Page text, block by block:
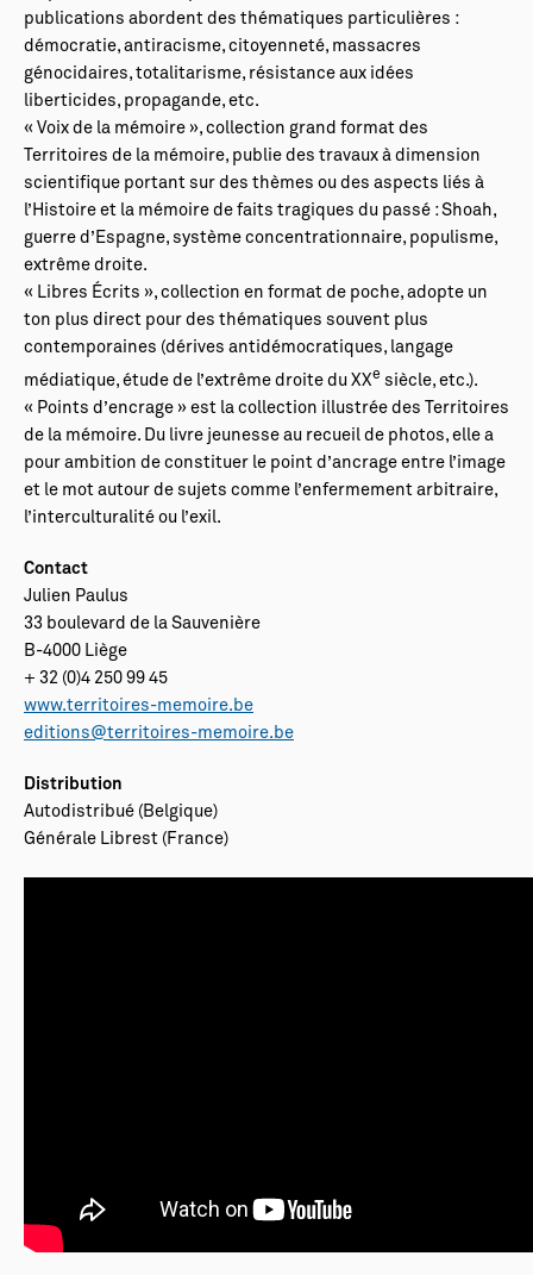
publications abordent des thématiques particulières :
démocratie, antiracisme, citoyenneté, massacres
génocidaires, totalitarisme, résistance aux idées
liberticides, propagande, etc.
« Voix de la mémoire », collection grand format des
Territoires de la mémoire, publie des travaux à dimension
scientifique portant sur des thèmes ou des aspects liés à
l’Histoire et la mémoire de faits tragiques du passé : Shoah,
guerre d’Espagne, système concentrationnaire, populisme,
extrême droite.
« Libres Écrits », collection en format de poche, adopte un
ton plus direct pour des thématiques souvent plus
contemporaines (dérives antidémocratiques, langage
médiatique, étude de l’extrême droite du XXe siècle, etc.).
« Points d’encrage » est la collection illustrée des Territoires
de la mémoire. Du livre jeunesse au recueil de photos, elle a
pour ambition de constituer le point d’ancrage entre l’image
et le mot autour de sujets comme l’enfermement arbitraire,
l’interculturalité ou l’exil.
Contact
Julien Paulus
33 boulevard de la Sauvenière
B-4000 Liège
+ 32 (0)4 250 99 45
www.territoires-memoire.be
editions@territoires-memoire.be
Distribution
Autodistribué (Belgique)
Générale Librest (France)